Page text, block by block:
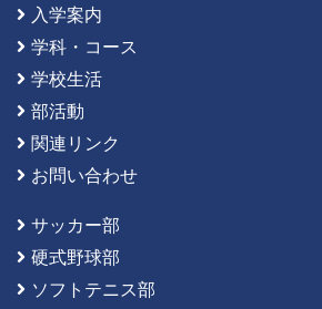
入学案内
学科・コース
学校生活
部活動
関連リンク
お問い合わせ
サッカー部
硬式野球部
ソフトテニス部